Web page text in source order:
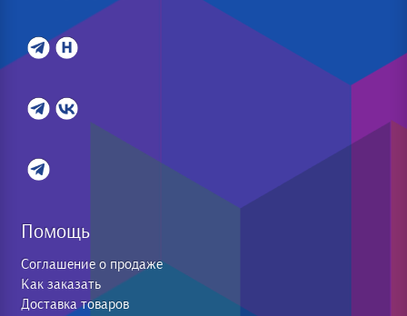
Помощь
Соглашение о продаже
Как заказать
Доставка товаров